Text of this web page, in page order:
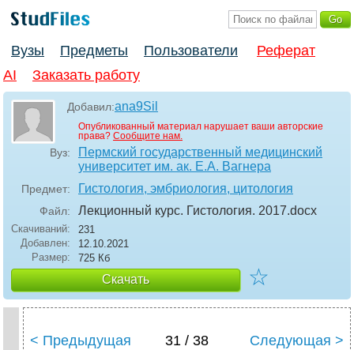
Вузы Предметы Пользователи
Реферат
AI
Заказать работу
Добавил:ana9Sil
Опубликованный материал нарушает ваши авторские
права? Сообщите нам.
Вуз:
Пермский государственный медицинский
университет им. ак. Е.А. Вагнера
Предмет: Гистология, эмбриология, цитология
Файл: Лекционный курс. Гистология. 2017.docx
Скачиваний:
231
Добавлен:
12.10.2021
Размер:
725 Кб
Скачать ☆
< Предыдущая 31 / 38 Следующая >